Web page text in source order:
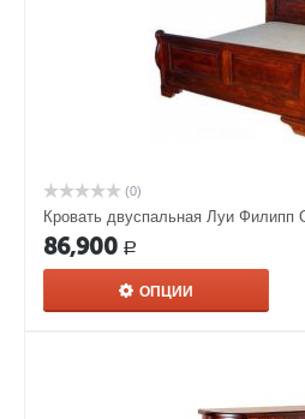
(0)
Кровать двуспальная Луи Филипп
86,900 Р
ОПЦИИ